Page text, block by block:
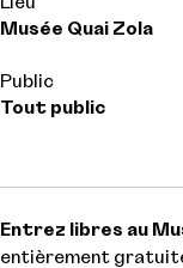
Musée Quai Zola
Public
Tout public
Entrez libres au
entièrement